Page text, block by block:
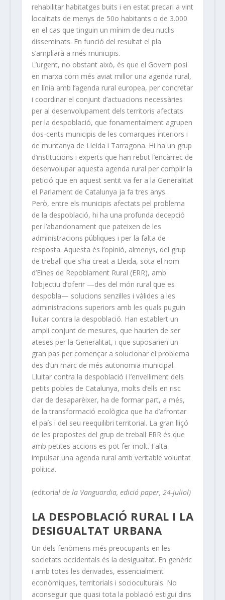
rehabilitar habitatges buits i en estat precari a vint
localitats de menys de 50o habitants o de 3.000
en el cas que tinguin un mínim de deu nuclis
disseminats. En funció del resultat el pla
s’ampliarà a més municipis.
L’urgent, no obstant això, és que el Govern posi
en marxa com més aviat millor una agenda rural,
en línia amb l’agenda rural europea, per concretar
i coordinar el conjunt d’actuacions necessàries
per al desenvolupament dels territoris afectats
per la despoblació, que fonamentalment agrupen
dos-cents municipis de les comarques interiors i
de muntanya de Lleida i Tarragona. Hi ha un grup
d’institucions i experts que han rebut l’encàrrec de
desenvolupar aquesta agenda rural per complir la
petició que en aquest sentit va fer a la Generalitat
el Parlament de Catalunya ja fa tres anys.
Però, entre els municipis afectats pel problema
de la despoblació, hi ha una profunda decepció
per l’abandonament que pateixen de les
administracions públiques i per la falta de
resposta. Aquesta és l’opinió, almenys, del grup
de treball que s’ha creat a Lleida, sota el nom
d’Eines de Repoblament Rural (ERR), amb
l’objectiu d’oferir —des del món rural que es
despobla— solucions senzilles i vàlides a les
administracions superiors amb les quals puguin
lluitar contra la despoblació. Han establert un
ampli conjunt de mesures, que haurien de ser
ateses per la Generalitat, i que suposarien un
gran pas per començar a solucionar el problema
des d’un marc de més autonomia municipal.
Lluitar contra la despoblació i l’envelliment dels
petits pobles de Catalunya, molts d’ells en risc
clar de desaparèixer, ha de formar part, a més,
de la transformació ecològica que ha d’afrontar
el país i del seu reequilibri territorial. La gran lliçó
de les propostes del grup de treball ERR és que
amb petites accions es pot fer molt. Falta
impulsar una agenda rural amb veritable voluntat
política.
(editorial de la Vanguardia, edició paper, 24-juliol)
LA DESPOBLACIÓ RURAL I LA
DESIGUALTAT URBANA
Un dels fenòmens més preocupants en les
societats occidentals és la desigualtat. En genèric
i amb totes les derivades, essencialment
econòmiques, territorials i socioculturals. No
aconseguir que quasi tota la població estigui dins